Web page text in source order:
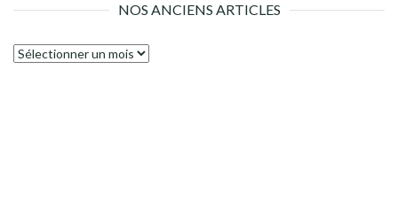
NOS ANCIENS ARTICLES
Nos